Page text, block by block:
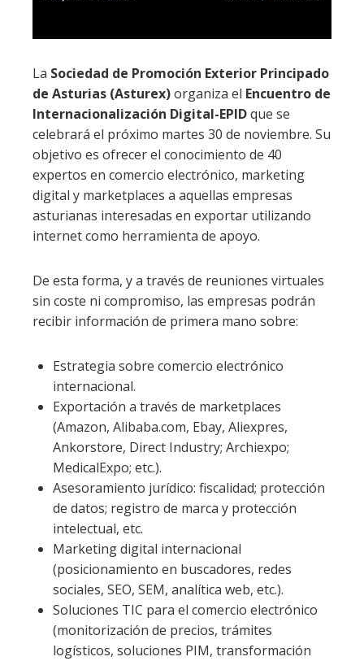
La Sociedad de Promoción Exterior Principado
de Asturias (Asturex)organiza el Encuentro de
Internacionalización Digital-EPIDque se
celebrará el próximo martes 30 de noviembre. Su
objetivo es ofrecer el conocimiento de 40
expertos en comercio electrónico, marketing
digital y marketplaces a aquellas empresas
asturianas interesadas en exportar utilizando
internet como herramienta de apoyo.
De esta forma, y a través de reuniones virtuales
sin coste ni compromiso, las empresas podrán
recibir información de primera mano sobre:
Estrategia sobre comercio electrónico
internacional.
Exportación a través de marketplaces
(Amazon, Alibaba.com, Ebay, Aliexpres,
Ankorstore, Direct Industry; Archiexpo;
MedicalExpo; etc.).
Asesoramiento jurídico: fiscalidad; protección
de datos; registro de marca y protección
intelectual, etc.
Marketing digital internacional
(posicionamiento en buscadores, redes
sociales, SEO, SEM, analítica web, etc.).
Soluciones TIC para el comercio electrónico
(monitorización de precios, trámites
logísticos, soluciones PIM, transformación